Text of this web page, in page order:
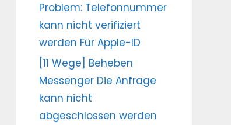
Problem: Telefonnummer
kann nicht verifiziert
werden Für Apple-ID
[11 Wege] Beheben
Messenger Die Anfrage
kann nicht
abgeschlossen werden